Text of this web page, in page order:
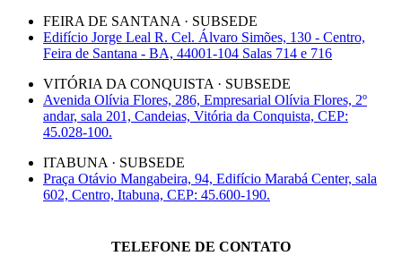
FEIRA DE SANTANA · SUBSEDE
Edifício Jorge Leal R. Cel. Álvaro Simões, 130 - Centro,
Feira de Santana - BA, 44001-104 Salas 714 e 716
VITÓRIA DA CONQUISTA · SUBSEDE
Avenida Olívia Flores, 286, Empresarial Olívia Flores, 2º
andar, sala 201, Candeias, Vitória da Conquista, CEP:
45.028-100.
ITABUNA · SUBSEDE
Praça Otávio Mangabeira, 94, Edifício Marabá Center, sala
602, Centro, Itabuna, CEP: 45.600-190.
TELEFONE DE CONTATO